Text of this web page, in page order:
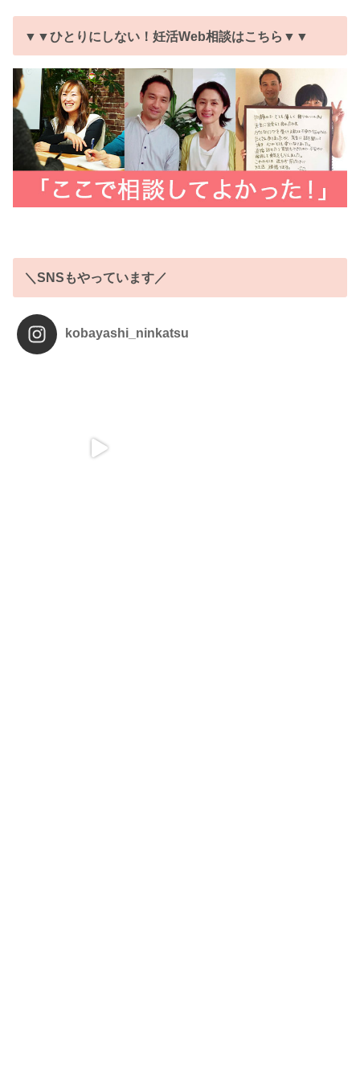
▼▼ひとりにしない！妊活Web相談はこちら▼▼
＼SNSもやっています／
kobayashi_ninkatsu